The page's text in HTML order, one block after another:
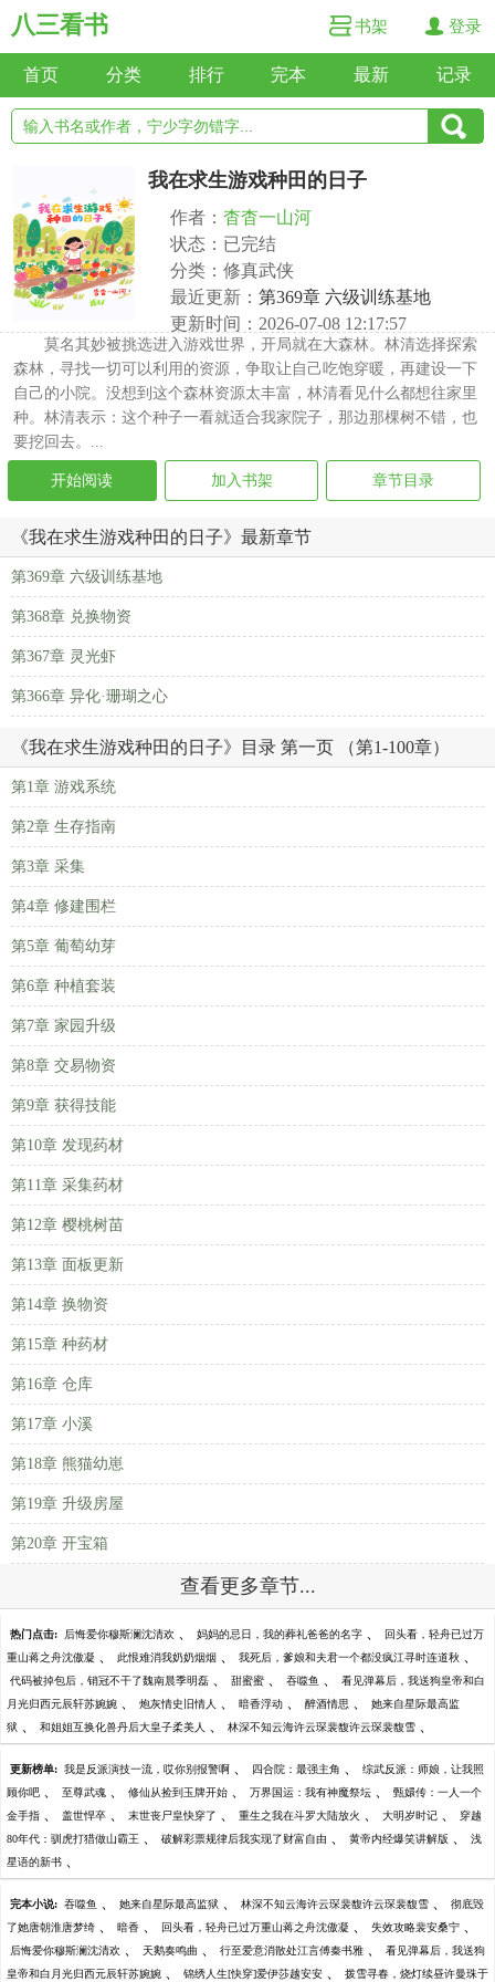
八三看书 书架 登录
首页 分类 排行 完本 最新 记录
我在求生游戏种田的日子
作者： 杳杳一山河
状态：已完结
分类：修真武侠
最近更新： 第369章 六级训练基地
更新时间：2026-07-08 12:17:57
莫名其妙被挑选进入游戏世界，开局就在大森林。林清选择探索
森林，寻找一切可以利用的资源，争取让自己吃饱穿暖，再建设一下
自己的小院。没想到这个森林资源太丰富，林清看见什么都想往家里
种。林清表示：这个种子一看就适合我家院子，那边那棵树不错，也
要挖回去。...
开始阅读 加入书架 章节目录
《我在求生游戏种田的日子》最新章节
第369章 六级训练基地
第368章 兑换物资
第367章 灵光虾
第366章 异化·珊瑚之心
《我在求生游戏种田的日子》目录 第一页 （第1-100章）
第1章 游戏系统
第2章 生存指南
第3章 采集
第4章 修建围栏
第5章 葡萄幼芽
第6章 种植套装
第7章 家园升级
第8章 交易物资
第9章 获得技能
第10章 发现药材
第11章 采集药材
第12章 樱桃树苗
第13章 面板更新
第14章 换物资
第15章 种药材
第16章 仓库
第17章 小溪
第18章 熊猫幼崽
第19章 升级房屋
第20章 开宝箱
查看更多章节...
热门点击: 后悔爱你穆斯澜沈清欢 、 妈妈的忌日，我的葬礼爸爸的名字 、 回头看，轻舟已过万
重山蒋之舟沈傲凝 、 此恨难消我奶奶烟烟 、 我死后，爹娘和夫君一个都没疯江寻时连道秋 、
代码被掉包后，销冠不干了魏南晨季明磊 、 甜蜜蜜 、 吞噬鱼 、 看见弹幕后，我送狗皇帝和白
月光归西元辰轩苏婉婉 、 炮灰情史旧情人 、 暗香浮动 、 醉酒情思 、 她来自星际最高监
狱 、 和姐姐互换化兽丹后大皇子柔美人 、 林深不知云海许云琛裴馥许云琛裴馥雪 、
更新榜单: 我是反派演技一流，哎你别报警啊 、 四合院：最强主角 、 综武反派：师娘，让我照
顾你吧 、 至尊武魂 、 修仙从捡到玉牌开始 、 万界国运：我有神魔祭坛 、 甄嬛传：一人一个
金手指 、 盖世悍卒 、 末世丧尸皇快穿了 、 重生之我在斗罗大陆放火 、 大明岁时记 、 穿越
80年代：驯虎打猎做山霸王 、 破解彩票规律后我实现了财富自由 、 黄帝内经爆笑讲解版 、 浅
星语的新书 、
完本小说: 吞噬鱼 、 她来自星际最高监狱 、 林深不知云海许云琛裴馥许云琛裴馥雪 、 彻底毁
了她唐朝淮唐梦绮 、 暗香 、 回头看，轻舟已过万重山蒋之舟沈傲凝 、 失效攻略裴安桑宁 、
后悔爱你穆斯澜沈清欢 、 天鹅奏鸣曲 、 行至爱意消散处江言傅秦书雅 、 看见弹幕后，我送狗
皇帝和白月光归西元辰轩苏婉婉 、 锦绣人生[快穿]爱伊莎越安安 、 拨雪寻春，烧灯续昼许曼珠于